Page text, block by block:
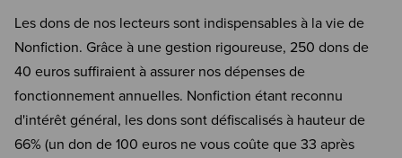
Les dons de nos lecteurs sont indispensables à la vie de
Nonfiction. Grâce à une gestion rigoureuse, 250 dons de
40 euros suffiraient à assurer nos dépenses de
fonctionnement annuelles. Nonfiction étant reconnu
d'intérêt général, les dons sont défiscalisés à hauteur de
66% (un don de 100 euros ne vous coûte que 33 après